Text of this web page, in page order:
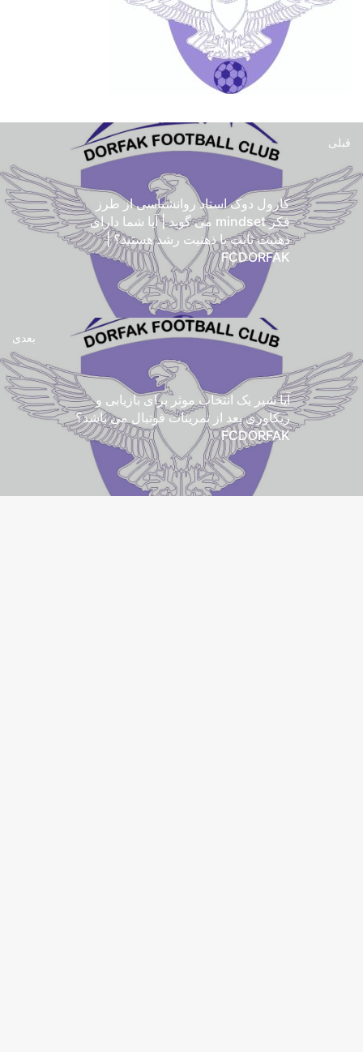
قبلی
کارول دوک استاد روانشناسی از طرز
فکر mindset می گوید | آیا شما دارای
ذهنیت ثابت یا ذهنیت رشد هستید؟ |
FCDORFAK
بعدی
آیا شیر یک انتخاب موثر برای بازیابی و
ریکاوری بعد از تمرینات فوتبال می باشد؟
FCDORFAK